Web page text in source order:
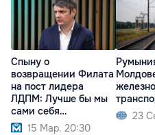
Спыну о
возвращении Филата
на пост лидера
ЛДПМ: Лучше бы мы
сами себя
распустили
15 Мар. 20:30
23